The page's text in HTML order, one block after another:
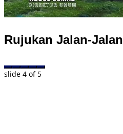
Rujukan Jalan-Jalan
slide 4 of 5